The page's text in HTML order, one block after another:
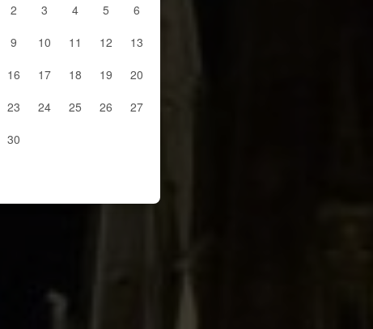
2 3 4 5
6
9 10 11 12
13
16 17 18 19
20
23 24 25 26
27
30